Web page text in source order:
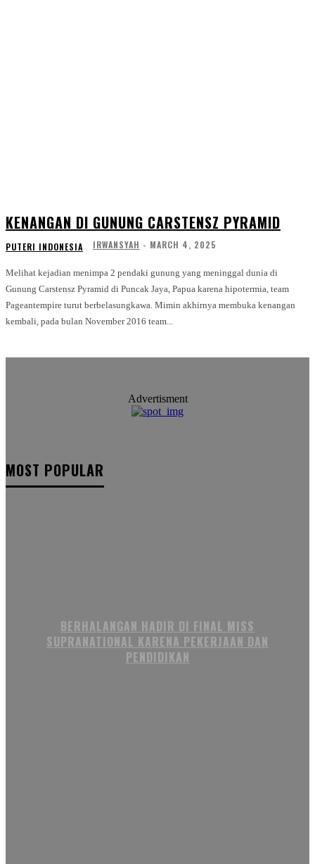
KENANGAN DI GUNUNG CARSTENSZ PYRAMID
PUTERI INDONESIA IRWANSYAH - MARCH 4, 2025
Melihat kejadian menimpa 2 pendaki gunung yang meninggal dunia di
Gunung Carstensz Pyramid di Puncak Jaya, Papua karena hipotermia, team
Pageantempire turut berbelasungkawa. Mimin akhirnya membuka kenangan
kembali, pada bulan November 2016 team...
Advertisment
MOST POPULAR
BERHALANGAN HADIR DI FINAL MISS
SUPRANATIONAL KARENA PEKERJAAN DAN
PENDIDIKAN